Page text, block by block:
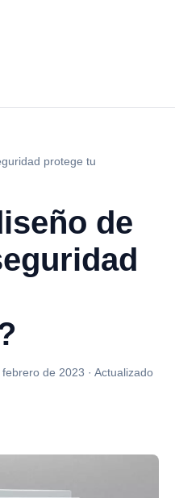
protege tu
de
febrero de 2023 · Actualizado